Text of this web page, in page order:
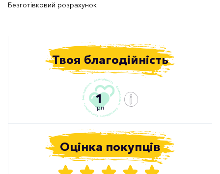
Безготівковий розрахунок
Твоя благодійність
1
грн
Оцінка покупців